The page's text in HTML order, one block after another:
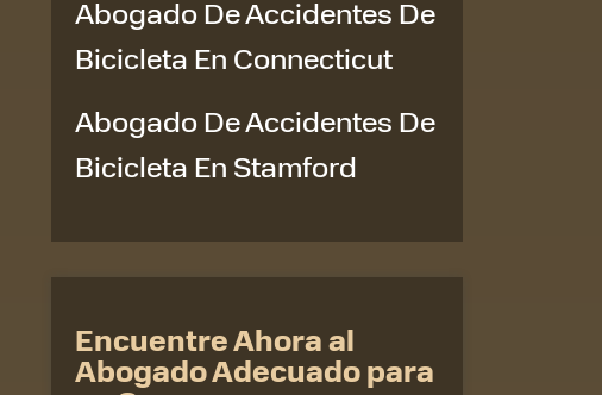
Abogado De Accidentes De
Bicicleta En Connecticut
Abogado De Accidentes De
Bicicleta En Stamford
Encuentre Ahora al
Abogado Adecuado para